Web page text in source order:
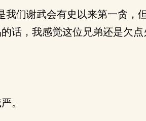
们谢武会有史以来第一贪，
话，我感觉这位兄弟还是欠
。